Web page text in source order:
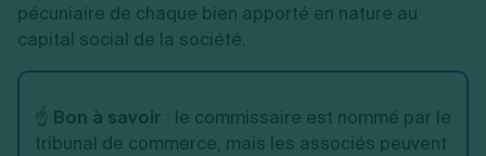
pécuniaire de chaque bien apporté en nature au
capital social de la société.
☝️ Bon à savoir : le commissaire est nommé par le
tribunal de commerce, mais les associés peuvent